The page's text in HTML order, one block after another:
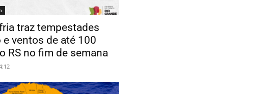
traz tempestades
e ventos de até 100
RS no fim de semana